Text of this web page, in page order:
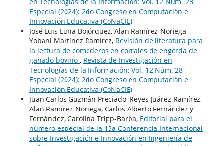
Especial (2024): 2do Congreso en Computación e
Innovación Educativa (CoNaCIE)
José Luis Luna Bojórquez, Alan Ramírez-Noriega ,
Yobani Martínez Ramírez, Revisión de literatura para
la lectura de comederos en corrales de engorda de
ganado bovino , Revista de Investigación en
Tecnologías de la Información: Vol. 12 Núm. 28
Especial (2024): 2do Congreso en Computación e
Innovación Educativa (CoNaCIE)
Juan Carlos Guzmán Preciado, Reyes Juárez-Ramírez,
Alan Ramírez-Noriega, Carlos Alberto Fernández y
Fernández, Carolina Tripp-Barba, Editorial para el
número especial de la 13a Conferencia Internacional
sobre Investigación e Innovación en Ingeniería de